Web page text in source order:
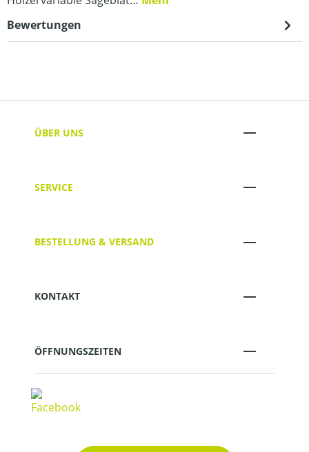
Bewertungen
ÜBER UNS
SERVICE
BESTELLUNG & VERSAND
KONTAKT
ÖFFNUNGSZEITEN